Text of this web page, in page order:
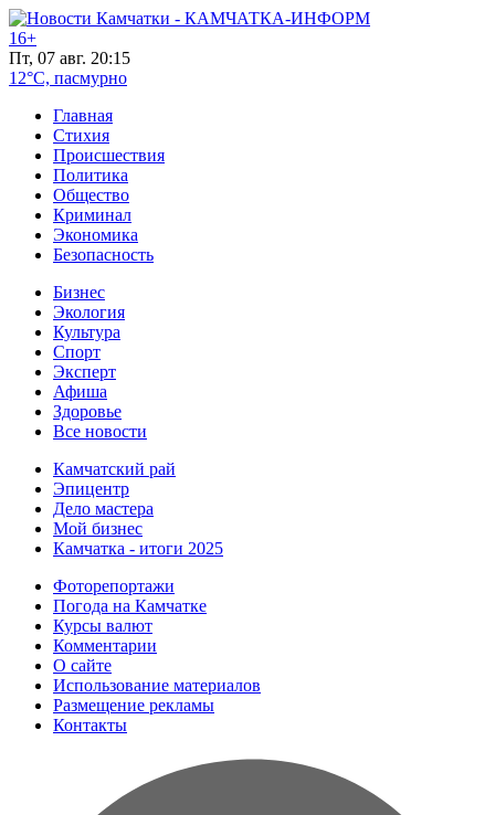
16+
Пт, 07 авг. 20:15
12°C, пасмурно
Главная
Стихия
Происшествия
Политика
Общество
Криминал
Экономика
Безопасность
Бизнес
Экология
Культура
Спорт
Эксперт
Афиша
Здоровье
Все новости
Камчатский рай
Эпицентр
Дело мастера
Мой бизнес
Камчатка - итоги 2025
Фоторепортажи
Погода на Камчатке
Курсы валют
Комментарии
О сайте
Использование материалов
Размещение рекламы
Контакты